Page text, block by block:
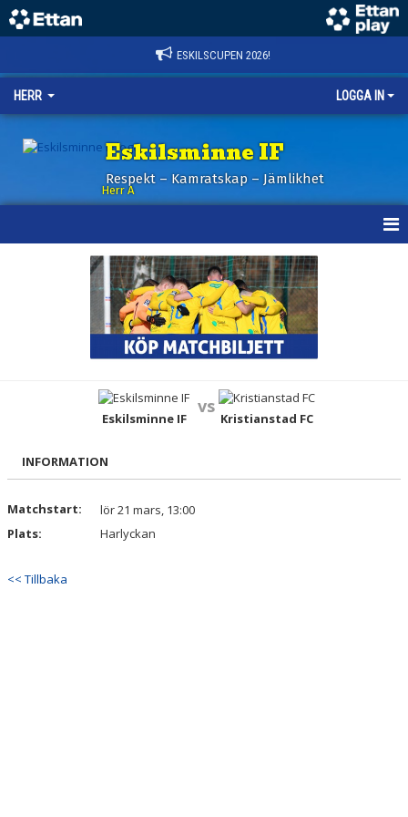
ESKILSCUPEN 2026!
HERR LOGGA IN
Eskilsminne IF
Respekt – Kamratskap – Jämlikhet
Herr A
KONTAKT
ETTAN SÖDRA
Eskilsminne IF
vs
Kristianstad FC
INFORMATION
Matchstart:
lör 21 mars, 13:00
Plats:
Harlyckan
<< Tillbaka